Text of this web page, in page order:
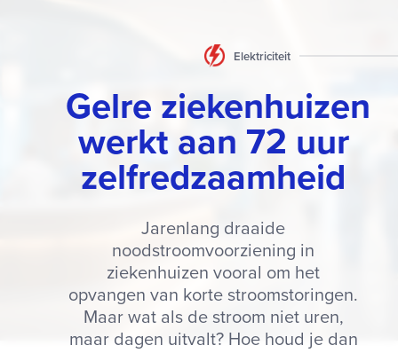
Gelre ziekenhuizen
werkt aan 72 uur
zelfredzaamheid
Jarenlang draaide
noodstroomvoorziening in
ziekenhuizen vooral om het
opvangen van korte stroomstoringen.
Maar wat als de stroom niet uren,
maar dagen uitvalt? Hoe houd je dan
Elektriciteit